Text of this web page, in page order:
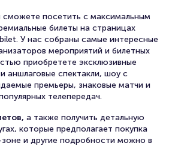
посетить с максимальным
билеты на страницах
У нас собраны самые интересные
мероприятий и билетных
приобретете эксклюзивные
аншлаговые спектакли, шоу с
премьеры, знаковые матчи и
телепередач.
а также получить детальную
которые предполагает покупка
и другие подробности можно в